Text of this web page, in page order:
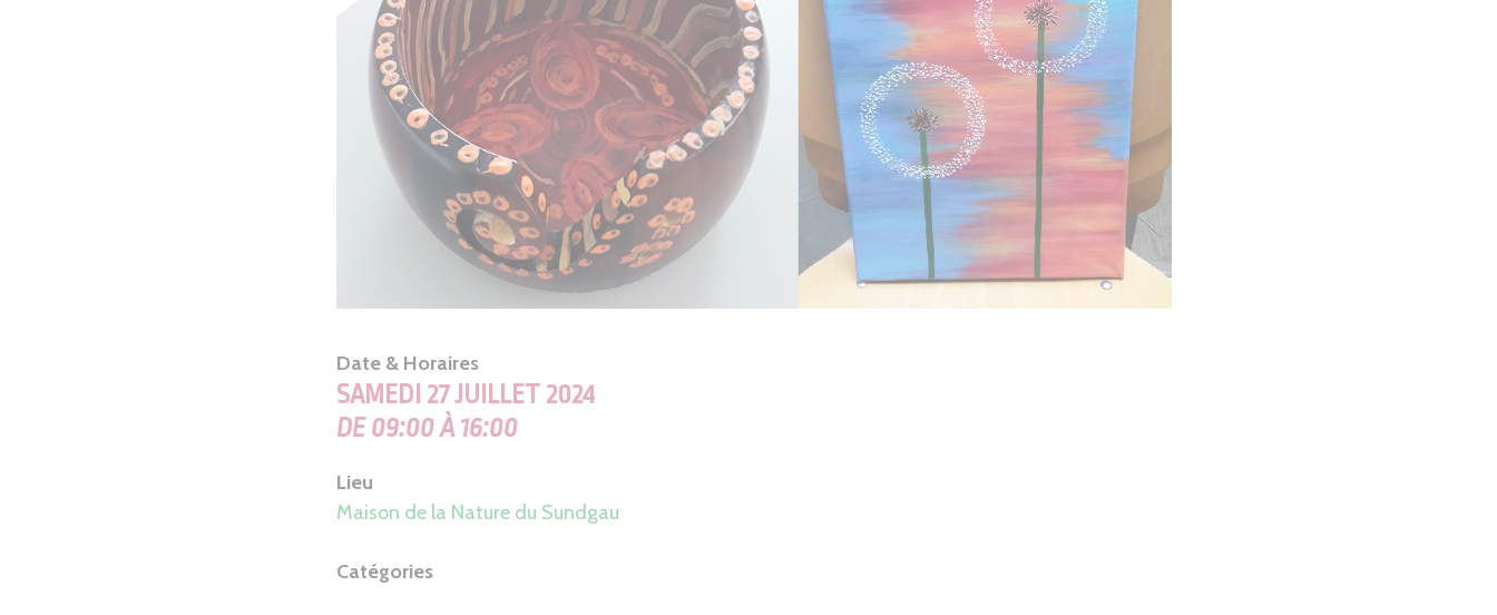
Date & Horaires
SAMEDI 27 JUILLET 2024
DE 09:00 À 16:00
Lieu
Maison de la Nature du Sundgau
Catégories